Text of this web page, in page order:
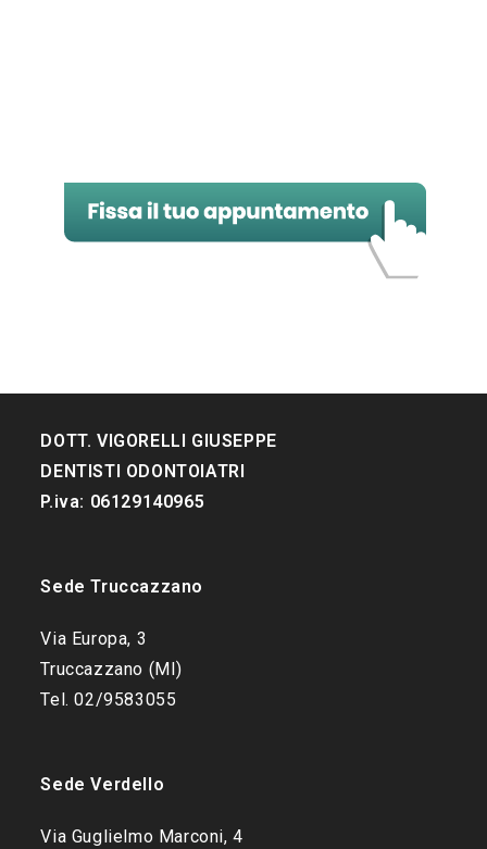
DOTT. VIGORELLI GIUSEPPE
DENTISTI ODONTOIATRI
P.iva: 06129140965
Sede Truccazzano
Via Europa, 3
Truccazzano (MI)
Tel. 02/9583055
Sede Verdello
Via Guglielmo Marconi, 4